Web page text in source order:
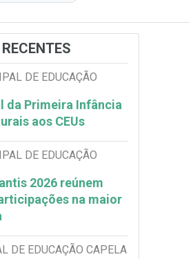
DE EDUCAÇÃO
da Primeira Infância
aos CEUs
DE EDUCAÇÃO
2026 reúnem
na maior
DE EDUCAÇÃO CAPELA